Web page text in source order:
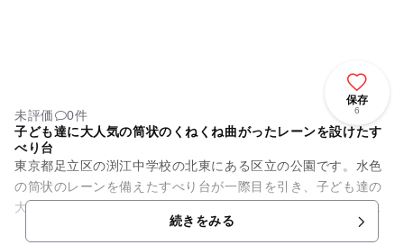
保存
6
未評価
0件
子ども達に大人気の筒状のくねくね曲がったレーンを設けたす
べり台
東京都足立区の渕江中学校の北東にある区立の公園です。水色
の筒状のレーンを備えたすべり台が一際目を引き、子ども達の
大人気となっています。子ども達は褐色の階段をあがってか
ら、くねくね曲がったレーンを...
続きをみる